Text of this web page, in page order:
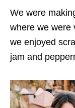
We were
where we were
we enjoyed
jam and